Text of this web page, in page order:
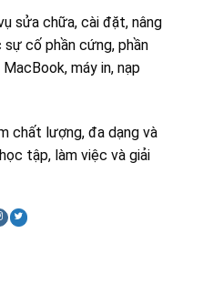
sửa chữa, cài đặt, nâng
cố phần cứng, phần
máy in, nạp
chất lượng, đa dạng và
tập, làm việc và giải